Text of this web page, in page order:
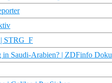
STRG_F
in Saudi-Arabien? | ZDFinfo Doku